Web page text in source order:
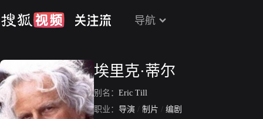
导航
埃里克·蒂尔
别名： Eric Till
职业： 导演 / 制片 / 编剧